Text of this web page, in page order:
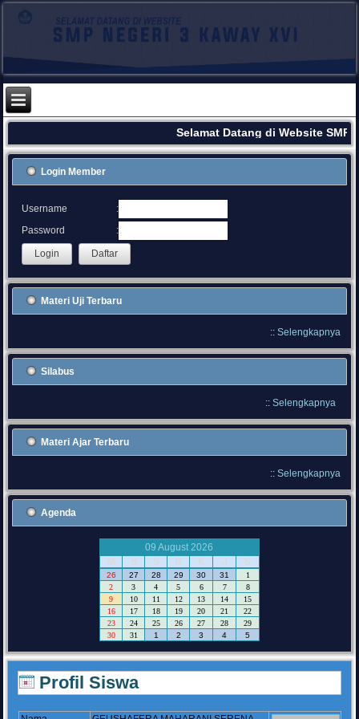
Selamat Datang di Website
Login Member
Username
:
Password
:
Materi Uji Terbaru
:: Selengkapnya
Silabus
:: Selengkapnya
Materi Ajar Terbaru
:: Selengkapnya
Agenda
09 August 2026
M
S S R K J S
26 27 28 29 30 31
1
2
3 4 5 6 7
8
9
10 11 12 13 14
15
16
17 18 19 20 21
22
23
24 25 26 27 28
29
30
31 1 2 3 4 5
Profil Siswa